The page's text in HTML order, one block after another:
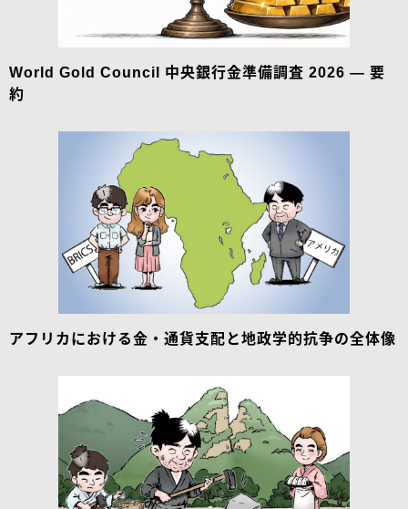
World Gold Council 中央銀行金準備調査 2026 — 要
約
アフリカにおける金・通貨支配と地政学的抗争の全体像